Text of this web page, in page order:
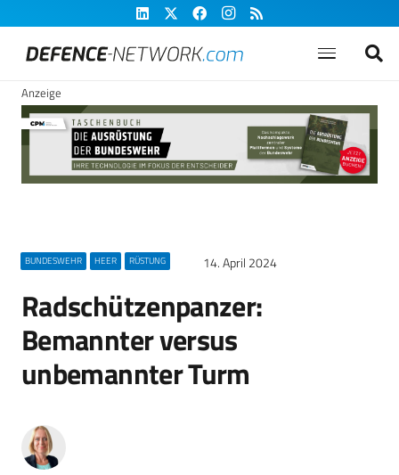
Anzeige
BUNDESWEHR HEER RÜSTUNG 14. April 2024
Radschützenpanzer:
Bemannter versus
unbemannter Turm